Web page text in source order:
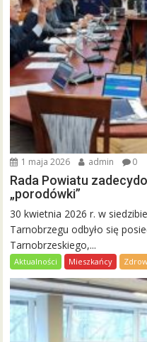
1 maja 2026 admin 0
Rada Powiatu
„porodówki”
30 kwietnia 2026 r. w
Tarnobrzegu odbyło się
Tarnobrzeskiego,...
Aktualności Mieszkańcy